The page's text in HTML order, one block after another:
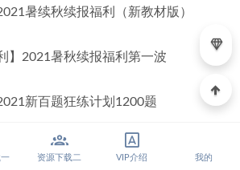
暑续秋续报福利（新教材版）
】2021暑秋续报福利第一波
新百题狂练计划1200题
】一二轮分模块模拟题小题狂练1200
资源下载二 VIP介绍 我的